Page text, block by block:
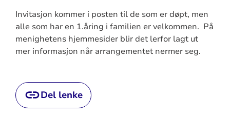
Invitasjon kommer i posten til de som er døpt, men
alle som har en 1.åring i familien er velkommen. På
menighetens hjemmesider blir det lerfor lagt ut
mer informasjon når arrangementet nermer seg.
Del lenke